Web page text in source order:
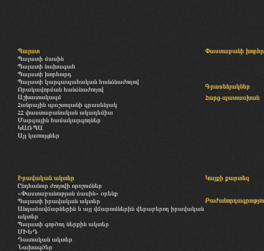
Պալատ
Պալատի մասին
Պալատի նախագահ
Պալատի խորհուրդ
Պալատի կարգապահական հանձնաժողով
Որակավորման հանձնաժողով
Աշխատակազմ
Հանրային պաշտպանի գրասենյակ
ՀՀ փաստաբանական ակադեմիա
Մարզային համակարգողներ
ԿԱՌՊԱ
Այլ կառույցներ
Փաստաբանի
Գրասենյակներ
Հարց-պատասխան
Իրավական ակտեր
Ընդհանուր ժողովի որոշումներ
«Փաստաբանության մասին» օրենք
Պալատի իրավական ակտեր
Անդամավճարներին և այլ վճարումներին վերաբերող իրավական
ակտեր
Պալատի գործող ներքին ակտեր
ՄԻԵԴ
Դատական ակտեր
Նախագծեր
Կայքի քարտեզ